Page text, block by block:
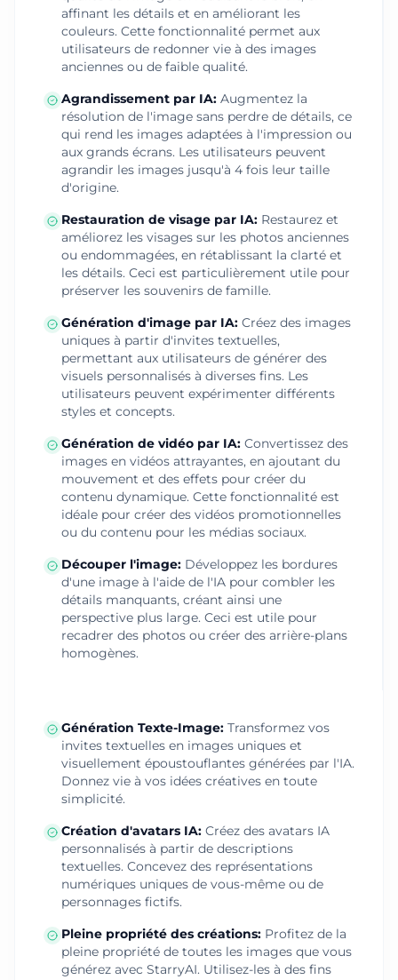
affinant les détails et en améliorant les
couleurs. Cette fonctionnalité permet aux
utilisateurs de redonner vie à des images
anciennes ou de faible qualité.
Agrandissement par IA: Augmentez la
résolution de l'image sans perdre de détails, ce
qui rend les images adaptées à l'impression ou
aux grands écrans. Les utilisateurs peuvent
agrandir les images jusqu'à 4 fois leur taille
d'origine.
Restauration de visage par IA: Restaurez et
améliorez les visages sur les photos anciennes
ou endommagées, en rétablissant la clarté et
les détails. Ceci est particulièrement utile pour
préserver les souvenirs de famille.
Génération d'image par IA: Créez des images
uniques à partir d'invites textuelles,
permettant aux utilisateurs de générer des
visuels personnalisés à diverses fins. Les
utilisateurs peuvent expérimenter différents
styles et concepts.
Génération de vidéo par IA: Convertissez des
images en vidéos attrayantes, en ajoutant du
mouvement et des effets pour créer du
contenu dynamique. Cette fonctionnalité est
idéale pour créer des vidéos promotionnelles
ou du contenu pour les médias sociaux.
Découper l'image: Développez les bordures
d'une image à l'aide de l'IA pour combler les
détails manquants, créant ainsi une
perspective plus large. Ceci est utile pour
recadrer des photos ou créer des arrière-plans
homogènes.
Génération Texte-Image: Transformez vos
invites textuelles en images uniques et
visuellement époustouflantes générées par l'IA.
Donnez vie à vos idées créatives en toute
simplicité.
Création d'avatars IA: Créez des avatars IA
personnalisés à partir de descriptions
textuelles. Concevez des représentations
numériques uniques de vous-même ou de
personnages fictifs.
Pleine propriété des créations: Profitez de la
pleine propriété de toutes les images que vous
générez avec StarryAI. Utilisez-les à des fins